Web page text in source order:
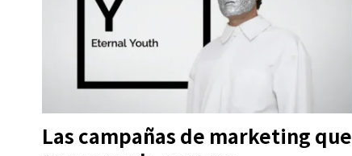
Las campañas de marketing que